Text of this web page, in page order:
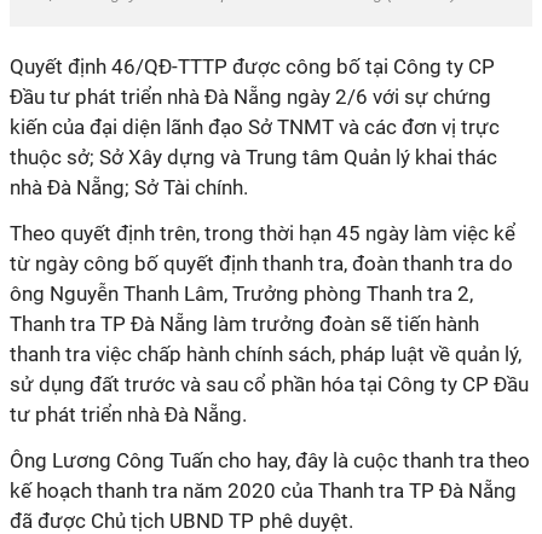
Quyết định 46/QĐ-TTTP được công bố tại Công ty CP
Đầu tư phát triển nhà Đà Nẵng ngày 2/6 với sự chứng
kiến của đại diện lãnh đạo Sở TNMT và các đơn vị trực
thuộc sở; Sở Xây dựng và Trung tâm Quản lý khai thác
nhà Đà Nẵng; Sở Tài chính.
Theo quyết định trên, trong thời hạn 45 ngày làm việc kể
từ ngày công bố quyết định thanh tra, đoàn thanh tra do
ông Nguyễn Thanh Lâm, Trưởng phòng Thanh tra 2,
Thanh tra TP Đà Nẵng làm trưởng đoàn sẽ tiến hành
thanh tra việc chấp hành chính sách, pháp luật về quản lý,
sử dụng đất trước và sau cổ phần hóa tại Công ty CP Đầu
tư phát triển nhà Đà Nẵng.
Ông Lương Công Tuấn cho hay, đây là cuộc thanh tra theo
kế hoạch thanh tra năm 2020 của Thanh tra TP Đà Nẵng
đã được Chủ tịch UBND TP phê duyệt.